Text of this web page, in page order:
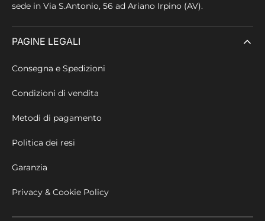
sede in Via S.Antonio, 56 ad Ariano Irpino (AV).
PAGINE LEGALI
Consegna e Spedizioni
Condizioni di vendita
Metodi di pagamento
Politica dei resi
Garanzia
Privacy & Cookie Policy